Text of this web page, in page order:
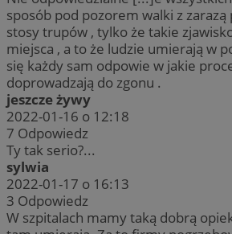
sposób pod pozorem walki z zarazą
stosy trupów , tylko że takie
miejsca , a to że ludzie umierają w
się każdy sam odpowie w jakie
doprowadzają do zgonu .
jeszcze żywy
2022-01-16 o 12:18
7 Odpowiedz
Ty tak serio?...
sylwia
2022-01-17 o 16:13
3 Odpowiedz
W szpitalach mamy taką dobrą